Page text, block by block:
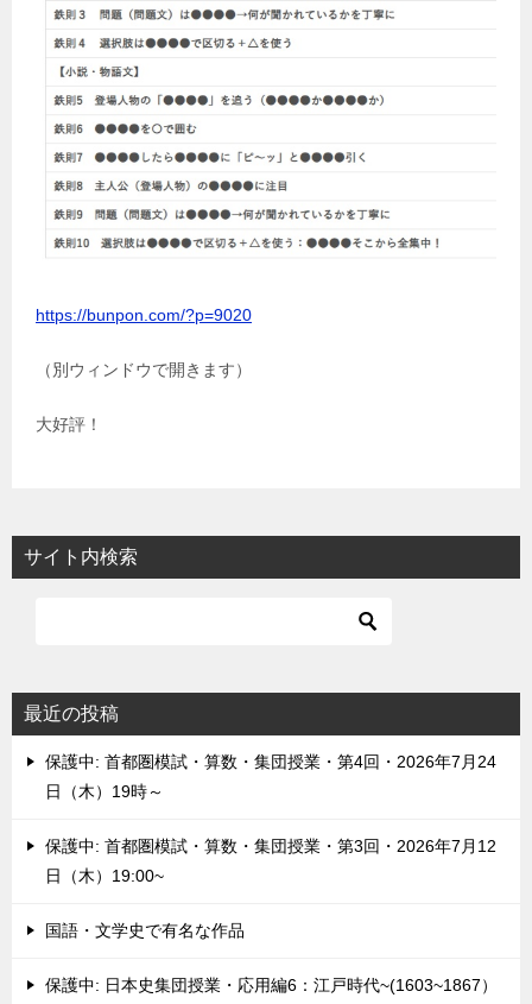
https://bunpon.com/?p=9020
（別ウィンドウで開きます）
大好評！
サイト内検索
最近の投稿
保護中: 首都圏模試・算数・集団授業・第4回・2026年7月24
日（木）19時～
保護中: 首都圏模試・算数・集団授業・第3回・2026年7月12
日（木）19:00~
国語・文学史で有名な作品
保護中: 日本史集団授業・応用編6：江戸時代~(1603~1867）